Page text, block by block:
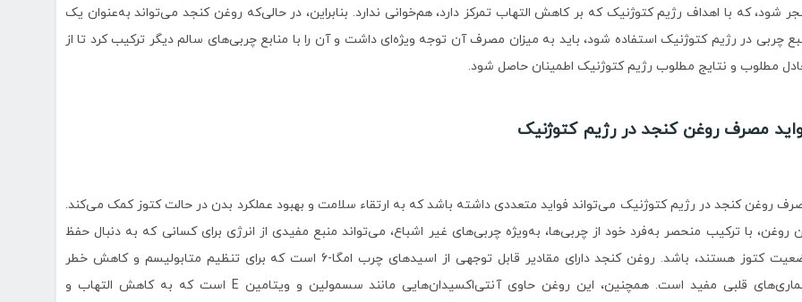
شود، که با اهداف رژیم کتوژنیک که بر کاهش التهاب تمرکز دارد، هم‌خوانی ندارد. بنابراین، در حالی‌که روغن کنجد می‌تواند به‌عنوان یک
چربی در رژیم کتوژنیک استفاده شود، باید به میزان مصرف آن توجه ویژه‌ای داشت و آن را با منابع چربی‌های سالم دیگر ترکیب کرد تا از
مطلوب و نتایج مطلوب رژیم کتوژنیک اطمینان حاصل شود.
مصرف روغن کنجد در رژیم کتوژنیک
روغن کنجد در رژیم کتوژنیک می‌تواند فواید متعددی داشته باشد که به ارتقاء سلامت و بهبود عملکرد بدن در حالت کتوز کمک می‌کند.
روغن، با ترکیب منحصر به‌فرد خود از چربی‌ها، به‌ویژه چربی‌های غیر اشباع، می‌تواند منبع مفیدی از انرژی برای کسانی که به دنبال حفظ
وضعیت کتوز هستند، باشد. روغن کنجد دارای مقادیر قابل توجهی از اسیدهای چرب امگا-6 است که برای تنظیم متابولیسم و کاهش خطر
بیماری‌های قلبی مفید است. همچنین، این روغن حاوی آنتی‌اکسیدان‌هایی مانند سسمولین و ویتامین E است که به کاهش التهاب و